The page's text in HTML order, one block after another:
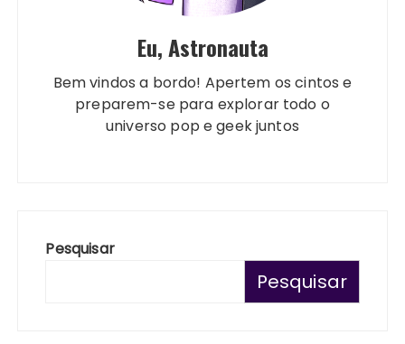
Eu, Astronauta
Bem vindos a bordo! Apertem os cintos e
preparem-se para explorar todo o
universo pop e geek juntos
Pesquisar
Pesquisar